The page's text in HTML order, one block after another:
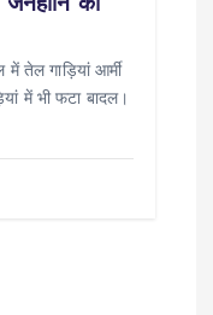
में तेल गाड़ियां आर्मी
में भी फटा बादल।